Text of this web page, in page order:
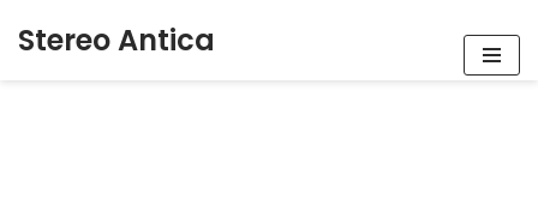
Stereo Antica